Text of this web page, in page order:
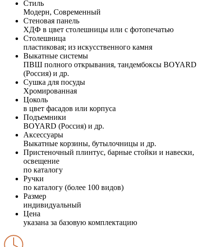
Стиль
Модерн, Современный
Стеновая панель
ХДФ в цвет столешницы или с фотопечатью
Столешница
пластиковая; из искусственного камня
Выкатные системы
ПВШ полного открывания, тандембоксы BOYARD
(Россия) и др.
Сушка для посуды
Хромированная
Цоколь
в цвет фасадов или корпуса
Подъемники
BOYARD (Россия) и др.
Аксессуары
Выкатные корзины, бутылочницы и др.
Пристеночный плинтус, барные стойки и навески,
освещение
по каталогу
Ручки
по каталогу (более 100 видов)
Размер
индивидуальный
Цена
указана за базовую комплектацию